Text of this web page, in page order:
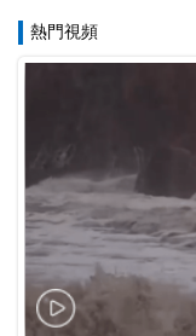
熱門視頻